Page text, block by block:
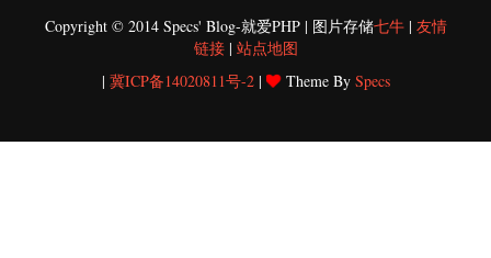
Copyright © 2014 Specs' Blog-就爱PHP | 图片存储七牛| 友情
链接| 站点地图
| 冀ICP备14020811号-2| Theme By Specs